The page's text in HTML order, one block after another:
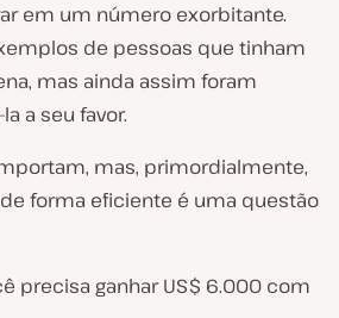
em um número exorbitante.
de pessoas que tinham
mas ainda assim foram
a seu favor.
mas, primordialmente,
forma eficiente é uma questão
precisa ganhar US$ 6.000 com